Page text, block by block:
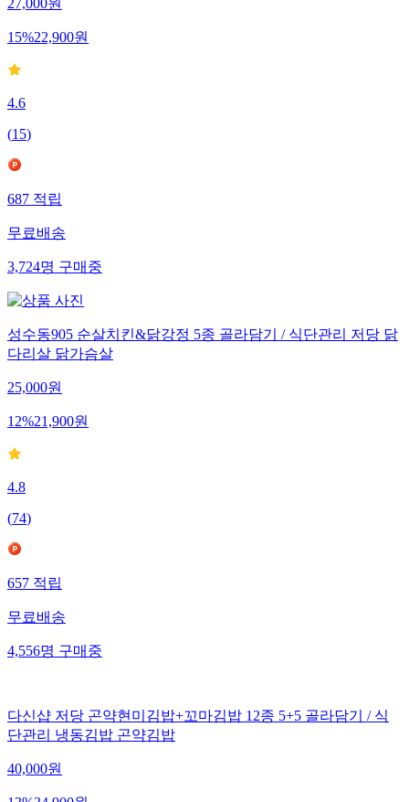
27,000원
15%22,900원
4.6
(15)
687적립
무료배송
3,724명구매중
성수동905 순살치킨&닭강정 5종 골라담기 / 식단관리 저당 닭
다리살 닭가슴살
25,000원
12%21,900원
4.8
(74)
657적립
무료배송
4,556명구매중
다신샵 저당 곤약현미김밥+꼬마김밥 12종 5+5 골라담기 / 식
단관리 냉동김밥 곤약김밥
40,000원